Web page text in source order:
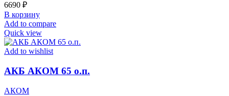
6690 ₽
В корзину
Add to compare
Quick view
Add to wishlist
АКБ АКОМ 65 о.п.
АКОМ